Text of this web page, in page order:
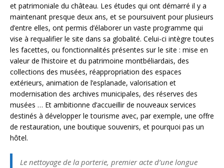
et patrimoniale du château. Les études qui ont démarré il y a
maintenant presque deux ans, et se poursuivent pour plusieurs
d’entre elles, ont permis d’élaborer un vaste programme qui
vise à requalifier le site dans sa globalité. Celui-ci intègre toutes
les facettes, ou fonctionnalités présentes sur le site : mise en
valeur de l’histoire et du patrimoine montbéliardais, des
collections des musées, réappropriation des espaces
extérieurs, animation de l’esplanade, valorisation et
modernisation des archives municipales, des réserves des
musées … Et ambitionne d’accueillir de nouveaux services
destinés à développer le tourisme avec, par exemple, une offre
de restauration, une boutique souvenirs, et pourquoi pas un
hôtel.
Le nettoyage de la porterie, premier acte d’une longue